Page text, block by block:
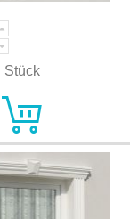
Stück